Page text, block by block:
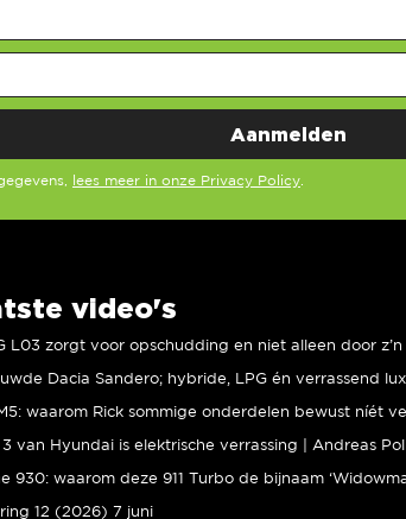
lees meer in onze Privacy Policy
video's
3 van Hyundai is elektrische verrassing | Andreas Pol
12 (2026) 7 juni